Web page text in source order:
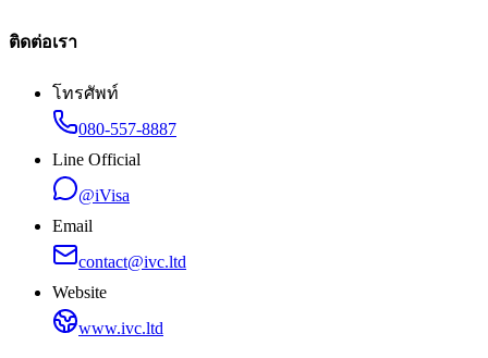
ติดต่อเรา
โทรศัพท์
080-557-8887
Line Official
@iVisa
Email
contact@ivc.ltd
Website
www.ivc.ltd